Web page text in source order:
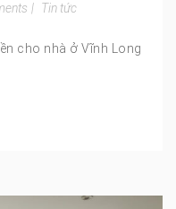
| Tin tức
cho nhà ở Vĩnh Long